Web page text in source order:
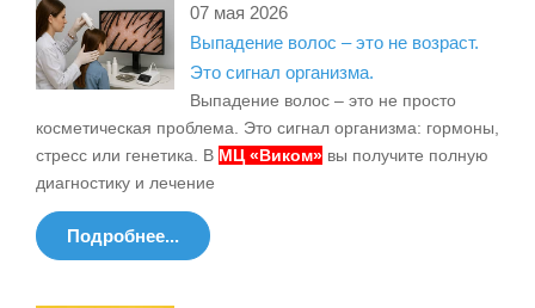
07 мая 2026
Выпадение волос – это не возраст.
Это сигнал организма.
Выпадение волос – это не просто
косметическая проблема. Это сигнал организма: гормоны,
стресс или генетика. В МЦ «Виком» вы получите полную
диагностику и лечение
Подробнее...